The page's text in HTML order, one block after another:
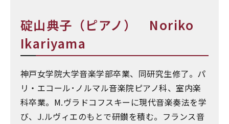
碇山典子（ピアノ） Noriko
Ikariyama
神戸女学院大学音楽学部卒業、同研究生修了。パ
リ・エコール･ノルマル音楽院ピアノ科、室内楽
科卒業。M.ヴラドコフスキーに現代音楽奏法を学
び、J.ルヴィエのもとで研鑚を積む。フランス音